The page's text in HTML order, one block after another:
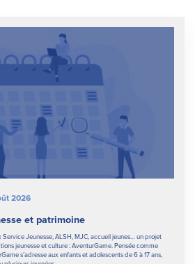
2026
et patrimoine
Service Jeunesse, ALSH, MJC, accueil jeunes… un projet
jeunesse et culture : AventurGame. Pensée comme
s’adresse aux enfants et adolescents de 6 à 17 ans,